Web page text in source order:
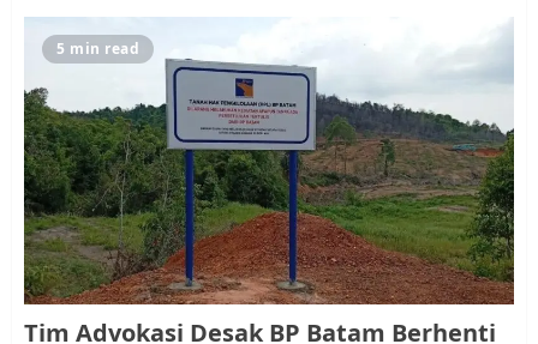
5
1
Pemko Batam Tegaskan RT dan
RW bukan Petugas Pendataan
dan Pemungutan Pajak
AGUSTUS 1, 2026 0
Kader Pajak jadi Penghubung
5 min read
Tim Advokasi Desak BP Batam Berhenti